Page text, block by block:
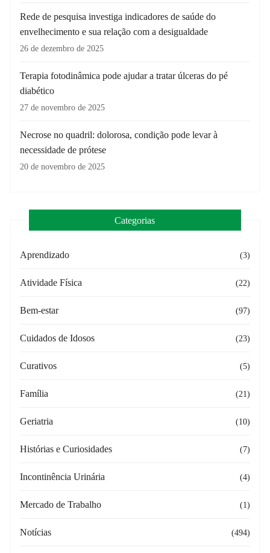
Rede de pesquisa investiga indicadores de saúde do
envelhecimento e sua relação com a desigualdade
26 de dezembro de 2025
Terapia fotodinâmica pode ajudar a tratar úlceras do pé
diabético
27 de novembro de 2025
Necrose no quadril: dolorosa, condição pode levar à
necessidade de prótese
20 de novembro de 2025
Categorias
Aprendizado (3)
Atividade Física (22)
Bem-estar (97)
Cuidados de Idosos (23)
Curativos (5)
Família (21)
Geriatria (10)
Histórias e Curiosidades (7)
Incontinência Urinária (4)
Mercado de Trabalho (1)
Notícias (494)